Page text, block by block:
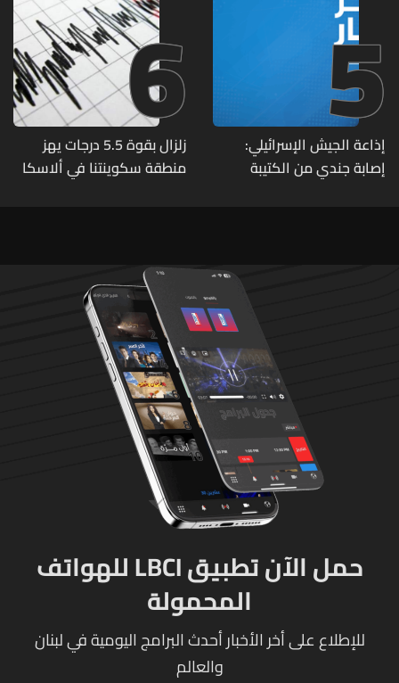
5
إذاعة الجيش الإسرائيلي:
إصابة جندي من الكتيبة
6
زلزال بقوة 5.5 درجات يهز
منطقة سكوينتنا في ألاسكا
حمل الآن تطبيق LBCI للهواتف
المحمولة
للإطلاع على أخر الأخبار أحدث البرامج اليومية في لبنان
والعالم